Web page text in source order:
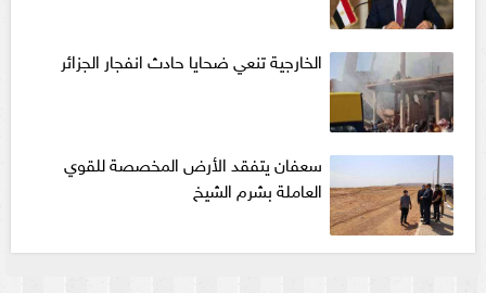
الخارجية تنعي ضحايا حادث انفجار الجزائر
سعفان يتفقد الأرض المخصصة للقوي
العاملة بشرم الشيخ